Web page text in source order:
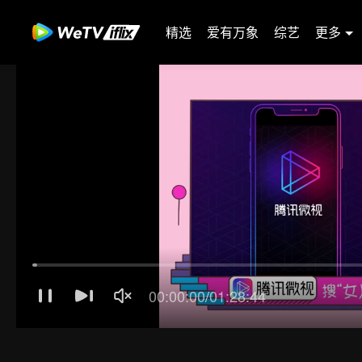
精选 爱有万象 综艺 更多